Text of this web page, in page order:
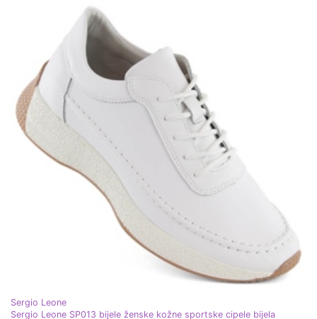
Sergio Leone
Sergio Leone SP013 bijele ženske kožne sportske cipele bijela